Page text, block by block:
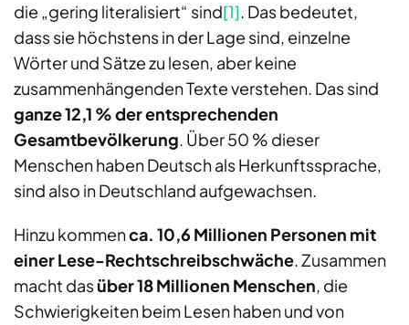
die „gering literalisiert“ sind[1]. Das bedeutet,
dass sie höchstens in der Lage sind, einzelne
Wörter und Sätze zu lesen, aber keine
zusammenhängenden Texte verstehen. Das sind
ganze 12,1 % der entsprechenden
Gesamtbevölkerung. Über 50 % dieser
Menschen haben Deutsch als Herkunftssprache,
sind also in Deutschland aufgewachsen.
Hinzu kommenca. 10,6 Millionen Personen mit
einer Lese-Rechtschreibschwäche. Zusammen
macht dasüber 18 Millionen Menschen, die
Schwierigkeiten beim Lesen haben und von